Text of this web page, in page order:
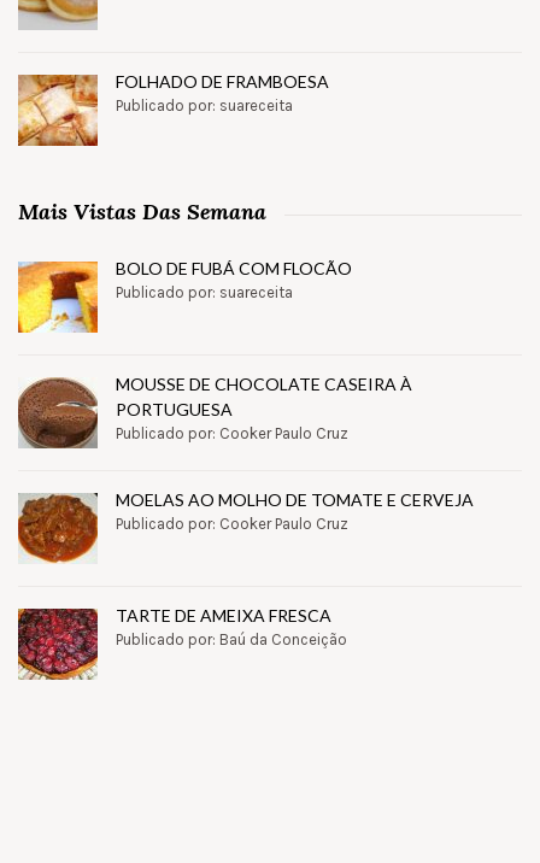
FOLHADO DE FRAMBOESA
Publicado por: suareceita
Mais Vistas Das Semana
BOLO DE FUBÁ COM FLOCÃO
Publicado por: suareceita
MOUSSE DE CHOCOLATE CASEIRA À
PORTUGUESA
Publicado por: Cooker Paulo Cruz
MOELAS AO MOLHO DE TOMATE E CERVEJA
Publicado por: Cooker Paulo Cruz
TARTE DE AMEIXA FRESCA
Publicado por: Baú da Conceição